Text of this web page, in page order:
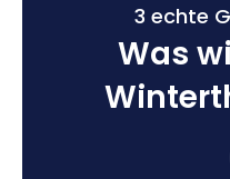
3 echte
Was